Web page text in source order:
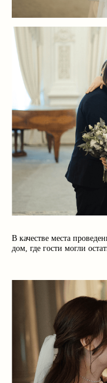
В качестве места
дом, где гости могли